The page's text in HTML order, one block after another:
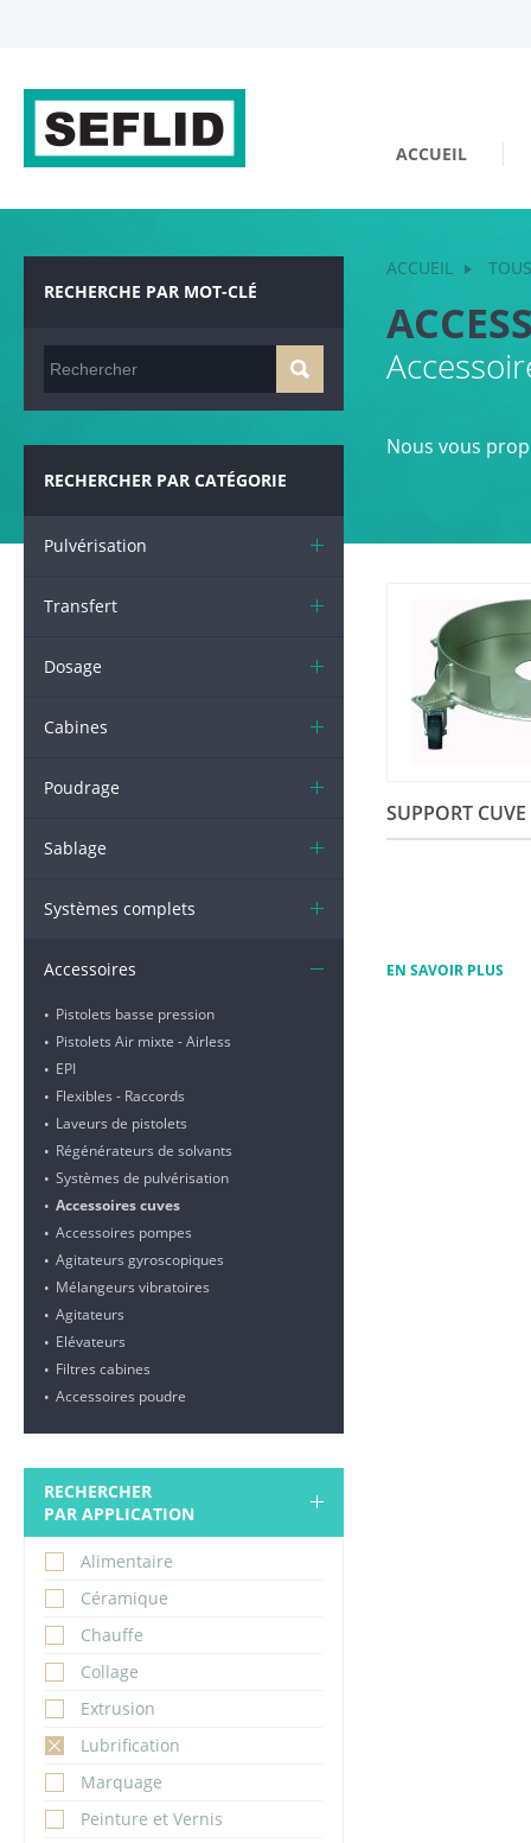
ACCUEIL
RECHERCHE PAR MOT-CLÉ
RECHERCHER PAR CATÉGORIE
Pulvérisation
Transfert
Dosage
Cabines
Poudrage
Sablage
Systèmes complets
Accessoires
• Pistolets basse pression
• Pistolets Air mixte - Airless
• EPI
• Flexibles - Raccords
• Laveurs de pistolets
• Régénérateurs de solvants
•Systèmes de pulvérisation
•Accessoires cuves
•Accessoires pompes
•Agitateurs gyroscopiques
• Mélangeurs vibratoires
•Agitateurs
• Elévateurs
• Filtres cabines
•Accessoires poudre
RECHERCHER
PAR APPLICATION
Alimentaire
Céramique
Chauffe
Collage
Extrusion
Lubrification
Marquage
Peinture et Vernis
ACCUEIL
Nous vous
SUPPORT CUVE
EN SAVOIR PLUS